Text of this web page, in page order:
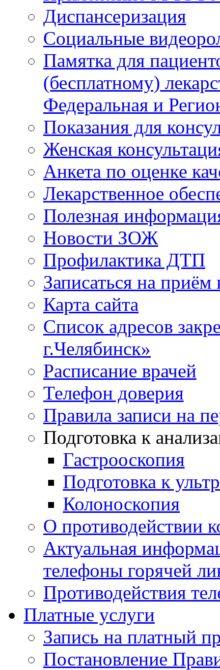
Диспансеризация
Социальные
Памятка для
(бесплатному)
Федеральная и
Показания для
Женская
Анкета по оценке
Лекарственное
Полезная
Новости ЗОЖ
Профилактика ДТП
Записаться на приём
Карта сайта
Список адресов
г.Челябинск»
Расписание врачей
Телефон доверия
Правила записи на
Подготовка к
Гастрооскопия
Подготовка к
Колоноскопия
О противодействии
Актуальная
телефоны горячей
Противодействия
Платные услуги
Запись на платный
Постановление